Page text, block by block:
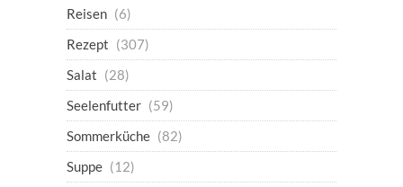
Reisen (6)
Rezept (307)
Salat (28)
Seelenfutter (59)
Sommerküche (82)
Suppe (12)